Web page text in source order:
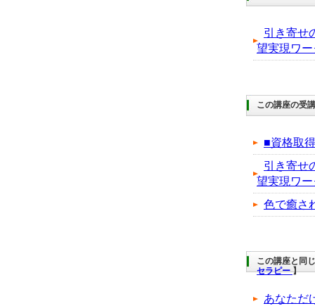
引き寄せ
望実現ワ
この講座の受
■資格取
引き寄せ
望実現ワ
色で癒さ
この講座と同
セラピー】
あなただ